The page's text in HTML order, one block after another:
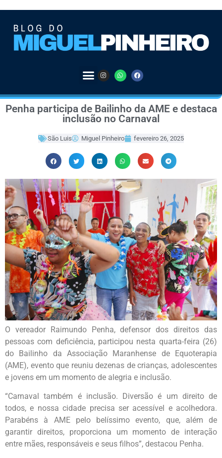
Penha participa de Bailinho da AME e destaca
inclusão no Carnaval
São Luis Miguel Pinheiro fevereiro 26, 2025
O vereador Raimundo Penha, defensor dos direitos das
pessoas com deficiência, participou nesta quarta-feira (26)
do Bailinho da Associação Maranhense de Equoterapia
(AME), evento que reuniu dezenas de crianças, adolescentes
e jovens em um momento de alegria e inclusão.
“Carnaval também é inclusão. Diversão é um direito de
todos, e nossa cidade precisa ser acessível e acolhedora.
Parabéns à AME pelo belíssimo evento, que, além de
garantir direitos, proporciona um momento de interação
entre mães, responsáveis e seus filhos”, destacou Penha.